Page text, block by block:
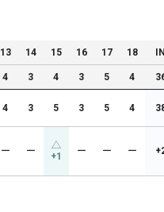
13 14 15 16 17 18
4 3 4 3 5 4
4 3 5 3 5 4
ー ー +1 ー ー ー